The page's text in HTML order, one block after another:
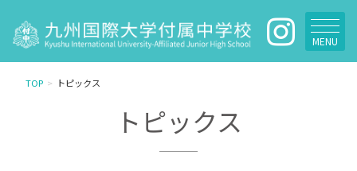
MENU
TOP トピックス
トピックス